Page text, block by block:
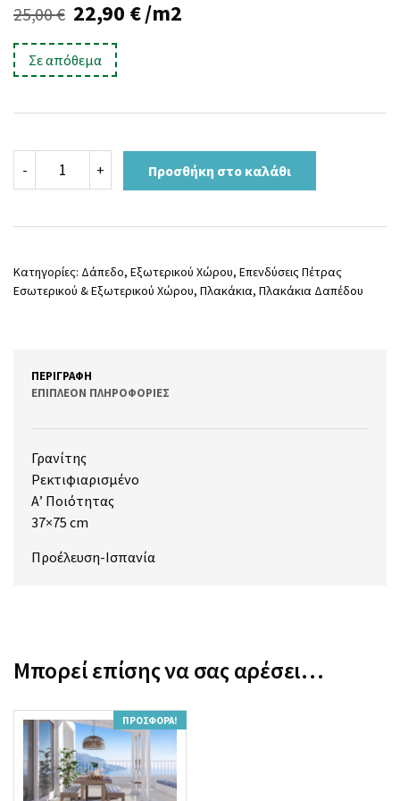
25,00€ Original
price
was:
25,00 €.
22,90 €Η
είναι:
/m2
Σε απόθεμα
-
BEIGE
ANTI
37x75
+ Προσθήκη στο καλάθι
Κατηγορίες: Δάπεδο, Εξωτερικού Χώρου, Επενδύσεις Πέτρας
Εσωτερικού & Εξωτερικού Χώρου, Πλακάκια, Πλακάκια Δαπέδου
ΠΕΡΙΓΡΑΦΉ
ΕΠΙΠΛΈΟΝ ΠΛΗΡΟΦΟΡΊΕΣ
Γρανίτης
Ρεκτιφιαρισμένο
Α’ Ποιότητας
37×75 cm
Προέλευση-Ισπανία
Μπορεί επίσης να σας αρέσει…
ΠΡΟΣΦΟΡΆ!